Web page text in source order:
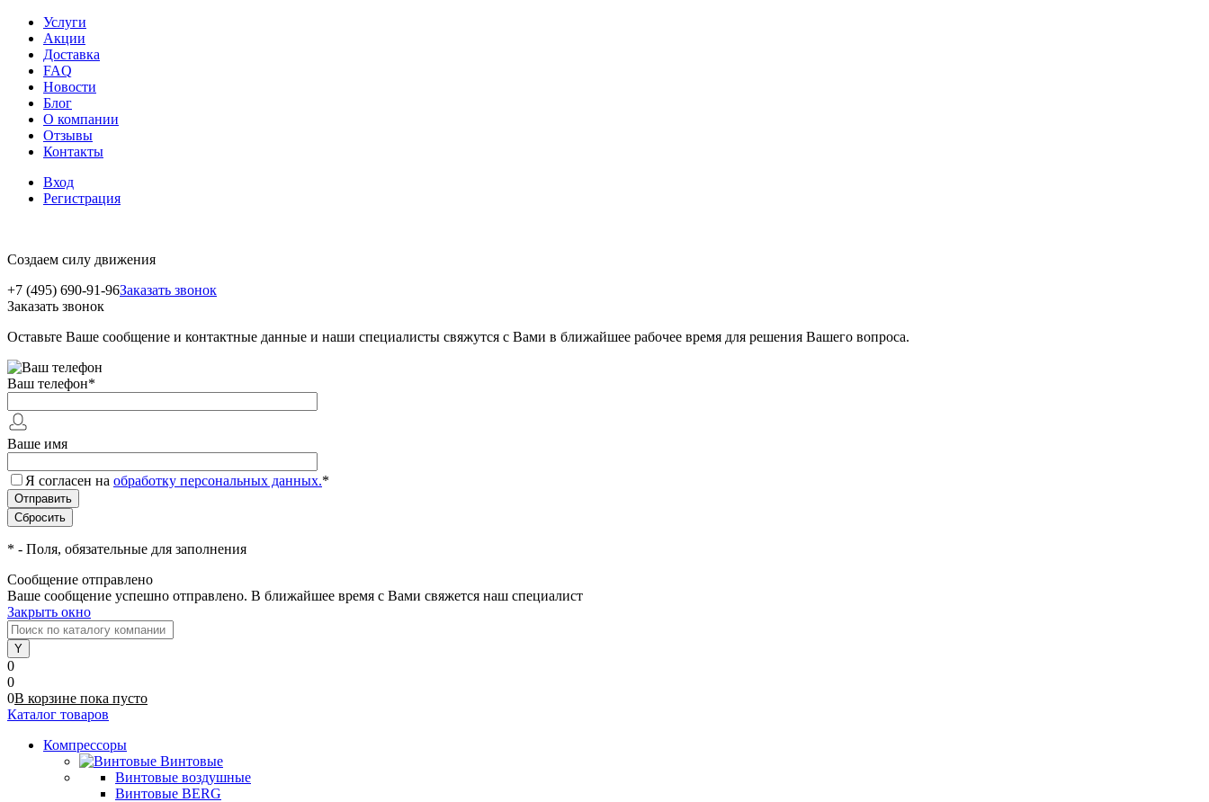
Услуги
Акции
Доставка
FAQ
Новости
Блог
О компании
Отзывы
Контакты
Вход
Регистрация
Создаем силу движения
+7 (495) 690-91-96Заказать звонок
Заказать звонок
Оставьте Ваше сообщение и контактные данные и наши специалисты свяжутся с Вами в ближайшее рабочее время для решения Вашего вопроса.
Ваш телефон*
Ваше имя
Я согласен на обработку персональных данных.*
* - Поля, обязательные для заполнения
Сообщение отправлено
Ваше сообщение успешно отправлено. В ближайшее время с Вами свяжется наш специалист
Закрыть окно
0
0
0В корзине пока пусто
Каталог товаров
Компрессоры
Винтовые
Винтовые воздушные
Винтовые BERG